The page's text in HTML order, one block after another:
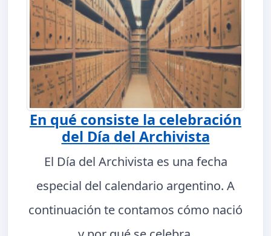
En qué consiste la celebración
del Día del Archivista
El Día del Archivista es una fecha
especial del calendario argentino. A
continuación te contamos cómo nació